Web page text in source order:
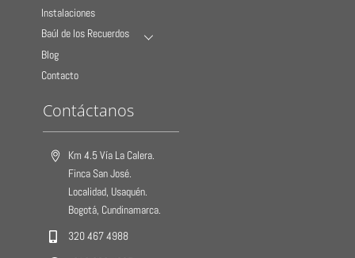
Instalaciones
Baúl de los Recuerdos
Blog
Contacto
Contáctanos
Km 4.5 Vía La Calera.
Finca San José.
Localidad, Usaquén.
Bogotá, Cundinamarca.
320 467 4988